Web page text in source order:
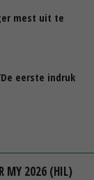
mest uit te
eerste indruk
MY 2026 (HIL)